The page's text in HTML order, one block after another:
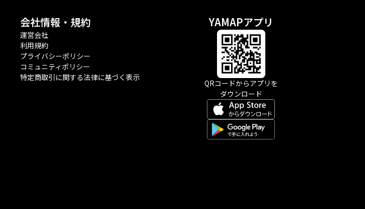
会社情報・規約
運営会社
利用規約
プライバシーポリシー
コミュニティポリシー
特定商取引に関する法律に基づく表示
YAMAPアプリ
QRコードからアプリを
ダウンロード